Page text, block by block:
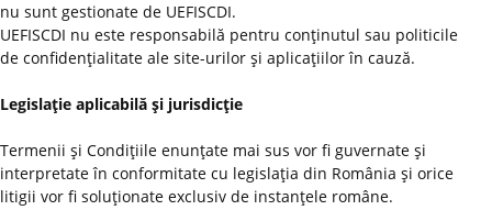
nu sunt gestionate de UEFISCDI.
UEFISCDI nu este responsabilă pentru conţinutul sau politicile
de confidenţialitate ale site-urilor şi aplicaţiilor în cauză.
Legislaţie aplicabilă şi jurisdicţie
Termenii şi Condiţiile enunţate mai sus vor fi guvernate şi
interpretate în conformitate cu legislaţia din România şi orice
litigii vor fi soluţionate exclusiv de instanţele române.